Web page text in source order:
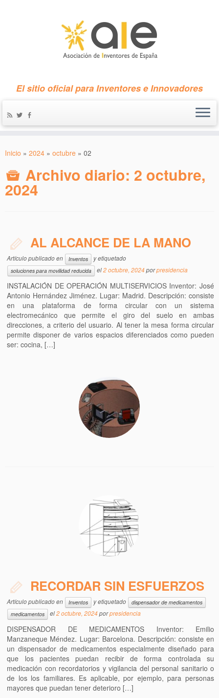
El sitio oficial para Inventores e Innovadores
Inicio » 2024 » octubre » 02
Archivo diario: 2 octubre,
2024
AL ALCANCE DE LA MANO
Artículo publicado en Inventos y etiquetado
soluciones para movilidad reducida el2 octubre, 2024porpresidencia
INSTALACIÓN DE OPERACIÓN MULTISERVICIOS Inventor: José
Antonio Hernández Jiménez. Lugar: Madrid. Descripción: consiste
en una plataforma de forma circular con un sistema
electromecánico que permite el giro del suelo en ambas
direcciones, a criterio del usuario. Al tener la mesa forma circular
permite disponer de varios espacios diferenciados como pueden
ser: cocina, […]
RECORDAR SIN ESFUERZOS
Artículo publicado en Inventos y etiquetado
dispensador de medicamentos
medicamentos
el2 octubre, 2024porpresidencia
DISPENSADOR DE MEDICAMENTOS Inventor: Emilio
Manzaneque Méndez. Lugar: Barcelona. Descripción: consiste en
un dispensador de medicamentos especialmente diseñado para
que los pacientes puedan recibir de forma controlada su
medicación con recordatorios y vigilancia del personal sanitario o
de los los familiares. Es aplicable, por ejemplo, para personas
mayores que puedan tener deterioro […]